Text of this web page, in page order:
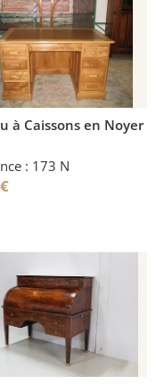
à Caissons en Noyer
: 173 N
€